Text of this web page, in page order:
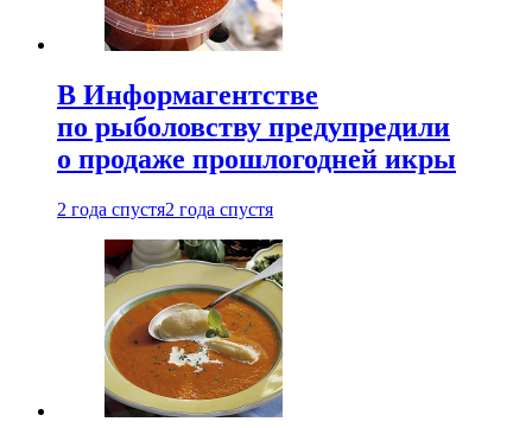
В Информагентстве
по рыболовству предупредили
о продаже прошлогодней икры
2 года спустя2 года спустя